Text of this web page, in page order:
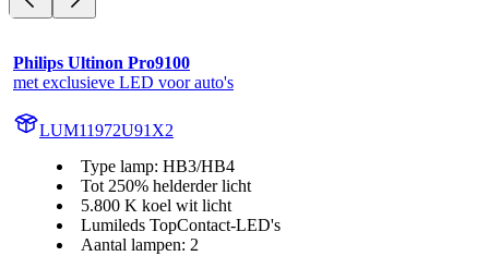
Philips Ultinon Pro9100
met exclusieve LED voor auto's
LUM11972U91X2
Type lamp: HB3/HB4
Tot 250% helderder licht
5.800 K koel wit licht
Lumileds TopContact-LED's
Aantal lampen: 2